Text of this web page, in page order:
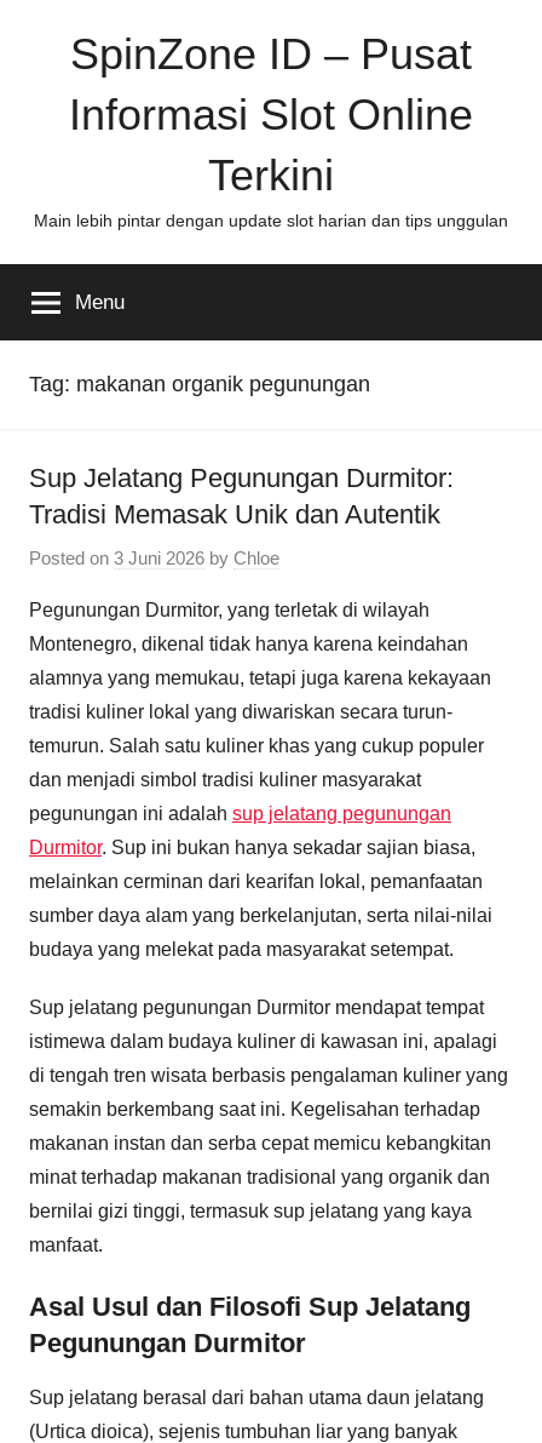
SpinZone ID – Pusat
Informasi Slot Online
Terkini
Main lebih pintar dengan update slot harian dan tips unggulan
Menu
Tag: makanan organik pegunungan
Sup Jelatang Pegunungan Durmitor:
Tradisi Memasak Unik dan Autentik
Posted on 3 Juni 2026 by Chloe
Pegunungan Durmitor, yang terletak di wilayah
Montenegro, dikenal tidak hanya karena keindahan
alamnya yang memukau, tetapi juga karena kekayaan
tradisi kuliner lokal yang diwariskan secara turun-
temurun. Salah satu kuliner khas yang cukup populer
dan menjadi simbol tradisi kuliner masyarakat
pegunungan ini adalah sup jelatang pegunungan
Durmitor. Sup ini bukan hanya sekadar sajian biasa,
melainkan cerminan dari kearifan lokal, pemanfaatan
sumber daya alam yang berkelanjutan, serta nilai-nilai
budaya yang melekat pada masyarakat setempat.
Sup jelatang pegunungan Durmitor mendapat tempat
istimewa dalam budaya kuliner di kawasan ini, apalagi
di tengah tren wisata berbasis pengalaman kuliner yang
semakin berkembang saat ini. Kegelisahan terhadap
makanan instan dan serba cepat memicu kebangkitan
minat terhadap makanan tradisional yang organik dan
bernilai gizi tinggi, termasuk sup jelatang yang kaya
manfaat.
Asal Usul dan Filosofi Sup Jelatang
Pegunungan Durmitor
Sup jelatang berasal dari bahan utama daun jelatang
(Urtica dioica), sejenis tumbuhan liar yang banyak